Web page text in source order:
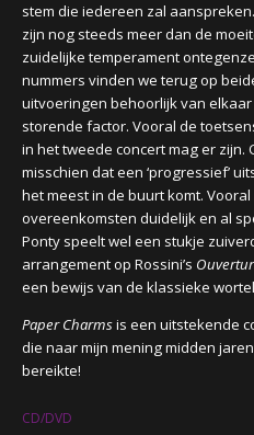
stem die iedereen zal
zijn nog steeds meer dan de
zuidelijke temperament
nummers vinden we terug op
uitvoeringen behoorlijk van
storende factor. Vooral de
in het tweede concert mag er zijn.
misschien dat een ‘progressief’
het meest in de buurt komt.
overeenkomsten duidelijk en al
Ponty speelt wel een stukje
arrangement op Rossini’s
een bewijs van de klassieke
Paper Charmsis een uitstekende
die naar mijn mening midden
bereikte!
CD/DVD